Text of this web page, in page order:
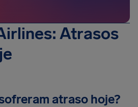
Atrasos
atraso hoje?